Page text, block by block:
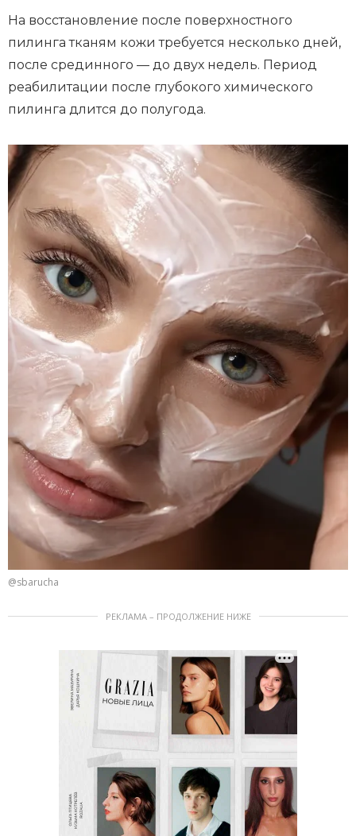
На восстановление после поверхностного
пилинга тканям кожи требуется несколько дней,
после срединного — до двух недель. Период
реабилитации после глубокого химического
пилинга длится до полугода.
@sbarucha
РЕКЛАМА – ПРОДОЛЖЕНИЕ НИЖЕ